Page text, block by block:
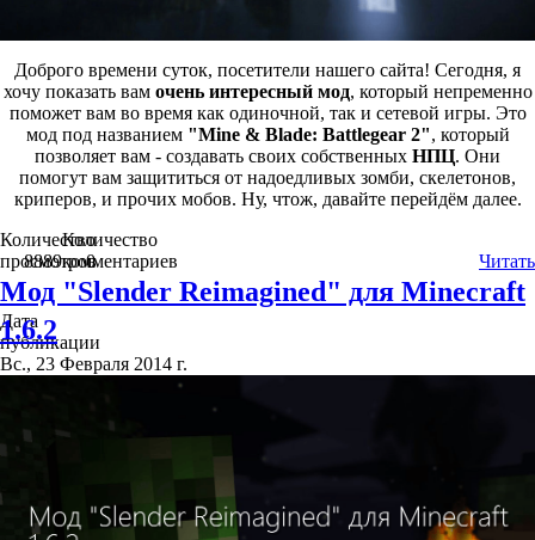
Доброго времени суток, посетители нашего сайта! Сегодня, я
хочу показать вам очень интересный мод, который непременно
поможет вам во время как одиночной, так и сетевой игры. Это
мод под названием "Mine & Blade: Battlegear 2", который
позволяет вам - создавать своих собственных HПЦ. Они
помогут вам защититься от надоедливых зомби, скелетонов,
криперов, и прочих мобов. Ну, чтож, давайте перейдём далее.
Количество
просмотров
8889
Количество
комментариев
0 Читать
Мод "Slender Reimagined" для Minecraft
1.6.2
Дата
публикации
Вс., 23 Февраля 2014 г.